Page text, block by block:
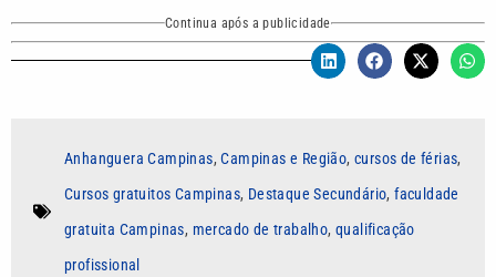
Continua após a publicidade
Anhanguera Campinas,Campinas e Região,cursos de férias,
Cursos gratuitos Campinas, Destaque Secundário,faculdade
gratuita Campinas, mercado de trabalho,qualificação
profissional